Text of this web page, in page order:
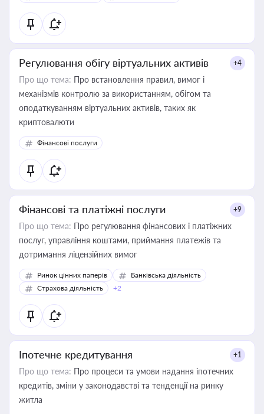
Регулювання обігу віртуальних активів +4
Про що тема: Про встановлення правил, вимог і
механізмів контролю за використанням, обігом та
оподаткуванням віртуальних активів, таких як
криптовалюти
Фінансові послуги
Фінансові та платіжні послуги +9
Про що тема: Про регулювання фінансових і платіжних
послуг, управління коштами, приймання платежів та
дотримання ліцензійних вимог
Ринок цінних паперів
Банківська діяльність
Страхова діяльність
+2
Іпотечне кредитування +1
Про що тема: Про процеси та умови надання іпотечних
кредитів, зміни у законодавстві та тенденції на ринку
житла